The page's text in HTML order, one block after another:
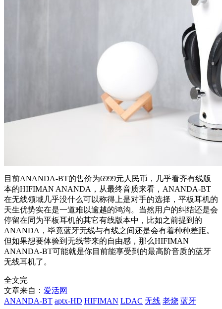
目前ANANDA-BT的售价为6999元人民币，几乎看齐有线版
本的HIFIMAN ANANDA，从最终音质来看，ANANDA-BT
在无线领域几乎没什么可以称得上是对手的选择，平板耳机的
天生优势实在是一道难以逾越的鸿沟。当然用户的纠结还是会
停留在同为平板耳机的其它有线版本中，比如之前提到的
ANANDA，毕竟蓝牙无线与有线之间还是会有着种种差距。
但如果想要体验到无线带来的自由感，那么HIFIMAN
ANANDA-BT可能就是你目前能享受到的最高阶音质的蓝牙
无线耳机了。
全文完
文章来自： 爱活网
ANANDA-BT aptx-HD HIFIMAN LDAC 无线 老烧 蓝牙